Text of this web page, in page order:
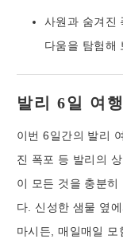
사원과 숨겨진
다움을 탐험해
발리 6일 여
이번 6일간의 발리
진 폭포 등 발리의
이 모든 것을 충분히
다. 신성한 샘물 옆
마시든, 매일매일 모